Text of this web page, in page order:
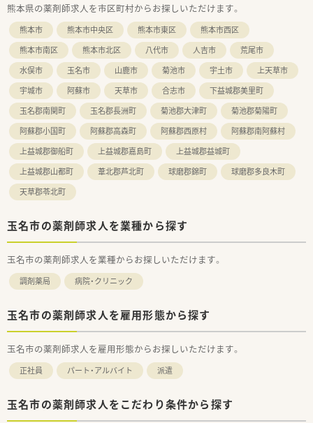
熊本県の薬剤師求人を市区町村からお探しいただけます。
熊本市 熊本市中央区 熊本市東区
熊本市西区
熊本市南区
熊本市北区 八代市 人吉市
荒尾市
水俣市
玉名市 山鹿市 菊池市 宇土市
上天草市
宇城市
阿蘇市 天草市 合志市
下益城郡美里町
玉名郡南関町
玉名郡長洲町 菊池郡大津町
菊池郡菊陽町
阿蘇郡小国町
阿蘇郡高森町 阿蘇郡西原村
阿蘇郡南阿蘇村
上益城郡御船町
上益城郡嘉島町
上益城郡益城町
上益城郡山都町
葦北郡芦北町 球磨郡錦町
球磨郡多良木町
天草郡苓北町
玉名市の薬剤師求人を業種から探す
玉名市の薬剤師求人を業種からお探しいただけます。
調剤薬局 病院・クリニック
玉名市の薬剤師求人を雇用形態から探す
玉名市の薬剤師求人を雇用形態からお探しいただけます。
正社員 パート・アルバイト 派遣
玉名市の薬剤師求人をこだわり条件から探す